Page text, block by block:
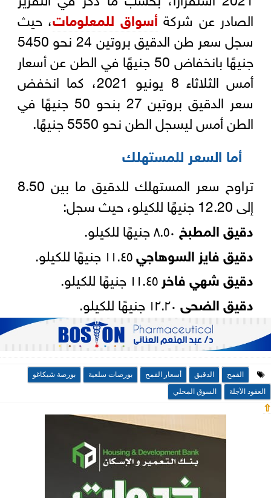
الصادر عن شركة أسواق للمعلومات، حيث
سجل سعر طن الدقيق بروتين 24 نحو 5450
جنيهًا بانخفاض 50 جنيهًا في الطن عن أسعار
أمس الثلاثاء 8 يونيو 2021، كما انخفض
سعر الدقيق بروتين 27 بنحو 50 جنيهًا في
الطن أمس ليسجل الطن نحو 5550 جنيهًا.
أما السعر للمستهلك
تراوح سعر المستهلك للدقيق ما بين 8.50
إلى 12.20 جنيهًا للكيلو، حيث سجل:
دقيق المطبخ
دقيق فايز السوهاجي١١.٤٥ جنيهًا للكيلو.
دقيق شهي فاخر
دقيق الضحى١٢.٢٠ جنيهًا للكيلو.
القمح الدقيق أسعار القمح بورصات سلعية
بورصة شيكاغو
العقود الآجلة
السوق المحلي
⇧